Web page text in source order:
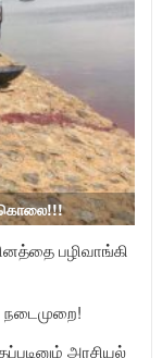
கொலை!!!
பழிவாங்கி
நடைமுறை!
அரசியல்